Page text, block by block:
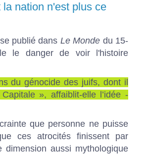
nation n'est plus ce
publié dans Le Monde du 15-
le danger de voir l'histoire
du génocide des juifs, dont il
», ­affaiblit-elle l’idée
que personne ne puisse
ces atrocités finissent par
aussi mythologique